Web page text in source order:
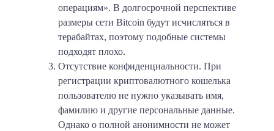
операциям». В долгосрочной перспективе
размеры сети Bitcoin будут исчисляться в
терабайтах, поэтому подобные системы
подходят плохо.
Отсутствие конфиденциальности. При
регистрации криптовалютного кошелька
пользователю не нужно указывать имя,
фамилию и другие персональные данные.
Однако о полной анонимности не может